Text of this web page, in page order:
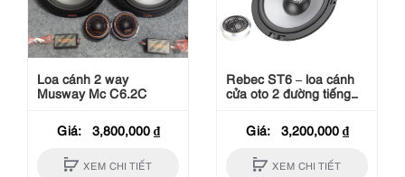
Loa cánh 2 way
Musway Mc C6.2C
Giá: 3,800,000 ₫
XEM CHI TIẾT
Rebec ST6 – loa cánh
cửa oto 2 đường tiếng
Giá:
3,200,000 ₫
XEM CHI TIẾT